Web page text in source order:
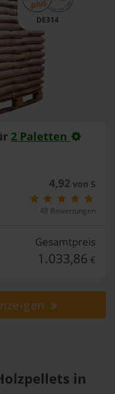
DE314
2 Paletten
4,92von 5
48 Bewertungen
Gesamtpreis
1.033,86 €
in